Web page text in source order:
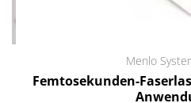
Menlo
Femtosekunden-